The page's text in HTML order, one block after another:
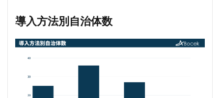
導入方法別自治体数